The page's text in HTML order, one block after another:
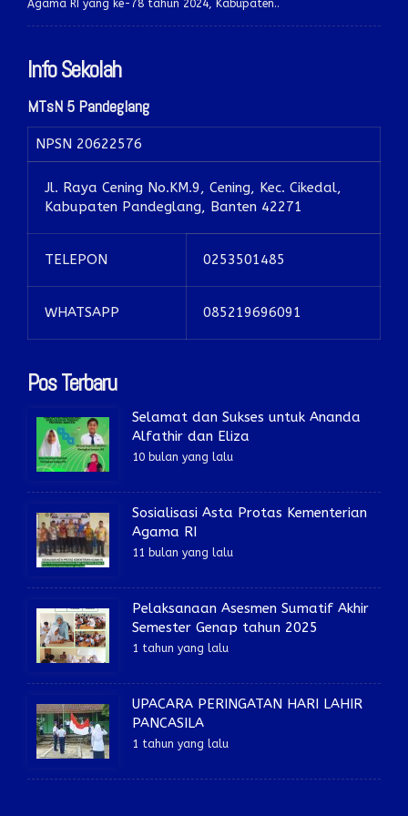
Agama RI yang ke-78 tahun 2024, Kabupaten..
Info Sekolah
MTsN 5 Pandeglang
NPSN 20622576
Jl. Raya Cening No.KM.9, Cening, Kec. Cikedal,
Kabupaten Pandeglang, Banten 42271
TELEPON 0253501485
WHATSAPP 085219696091
Pos Terbaru
Selamat dan Sukses untuk Ananda
Alfathir dan Eliza
10 bulan yang lalu
Sosialisasi Asta Protas Kementerian
Agama RI
11 bulan yang lalu
Pelaksanaan Asesmen Sumatif Akhir
Semester Genap tahun 2025
1 tahun yang lalu
UPACARA PERINGATAN HARI LAHIR
PANCASILA
1 tahun yang lalu